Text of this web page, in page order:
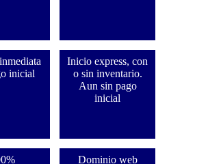
inicial
Inicio express, con
o sin inventario.
Aun sin pago
inicial
Dominio web